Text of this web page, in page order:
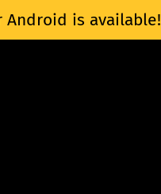
Android is available!